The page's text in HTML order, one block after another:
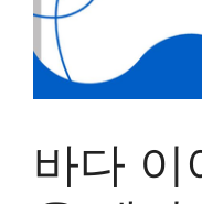
바다 이